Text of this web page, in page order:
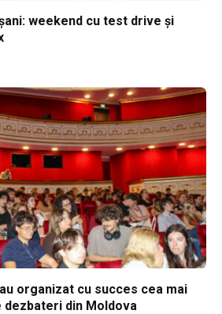
weekend cu test drive și
organizat cu succes cea mai
din Moldova